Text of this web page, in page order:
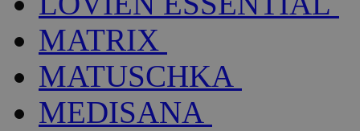
MATRIX
MATUSCHKA
MEDISANA